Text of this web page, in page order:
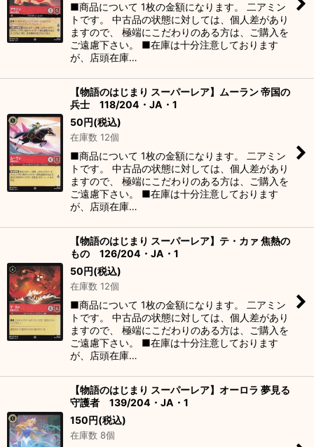
■商品について 1枚の金額になります。 二アミン
トです。 中古品の状態に対しては、個人差があり
ますので、 極端にこだわりのある方は、ご購入を
ご遠慮下さい。 ■在庫は十分注意しております
が、店頭在庫…
【物語のはじまり スーパーレア】ムーラン 帝国の
兵士 118/204・JA・1
50円(税込)
在庫数 12個
■商品について 1枚の金額になります。 二アミン
トです。 中古品の状態に対しては、個人差があり
ますので、 極端にこだわりのある方は、ご購入を
ご遠慮下さい。 ■在庫は十分注意しております
が、店頭在庫…
【物語のはじまり スーパーレア】テ・カァ 焦熱の
もの 126/204・JA・1
50円(税込)
在庫数 12個
■商品について 1枚の金額になります。 二アミン
トです。 中古品の状態に対しては、個人差があり
ますので、 極端にこだわりのある方は、ご購入を
ご遠慮下さい。 ■在庫は十分注意しております
が、店頭在庫…
【物語のはじまり スーパーレア】オーロラ 夢見る
守護者 139/204・JA・1
150円(税込)
在庫数 8個